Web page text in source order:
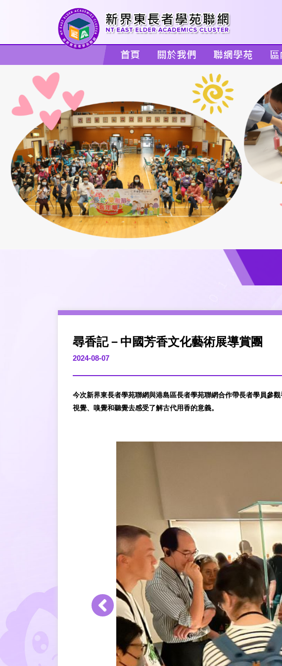
首頁 關於我們 聯網學苑
尋香記－中國芳香文化藝術展導賞團
2024-08-07
今次新界東長者學苑聯網與港島區長者學苑聯網合作帶長者學員參
視覺、嗅覺和聽覺去感受了解古代用香的意義。